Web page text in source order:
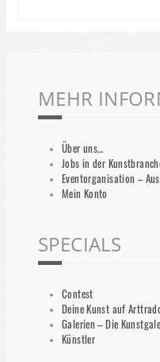
MEHR
Über uns…
Jobs in der
Eventorganisation –
Mein Konto
SPECIALS
Contest
Deine Kunst auf
Galerien – Die
Künstler